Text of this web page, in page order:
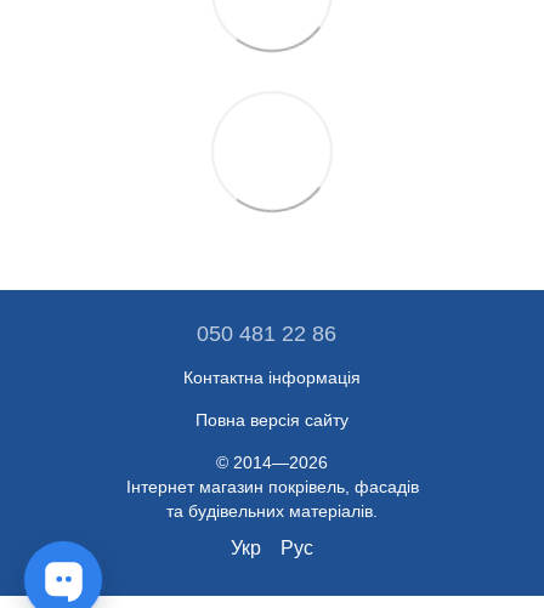
050 481 22 86
Контактна інформація
Повна версія сайту
© 2014—2026
Інтернет магазин покрівель, фасадів
та будівельних матеріалів.
Укр Рус